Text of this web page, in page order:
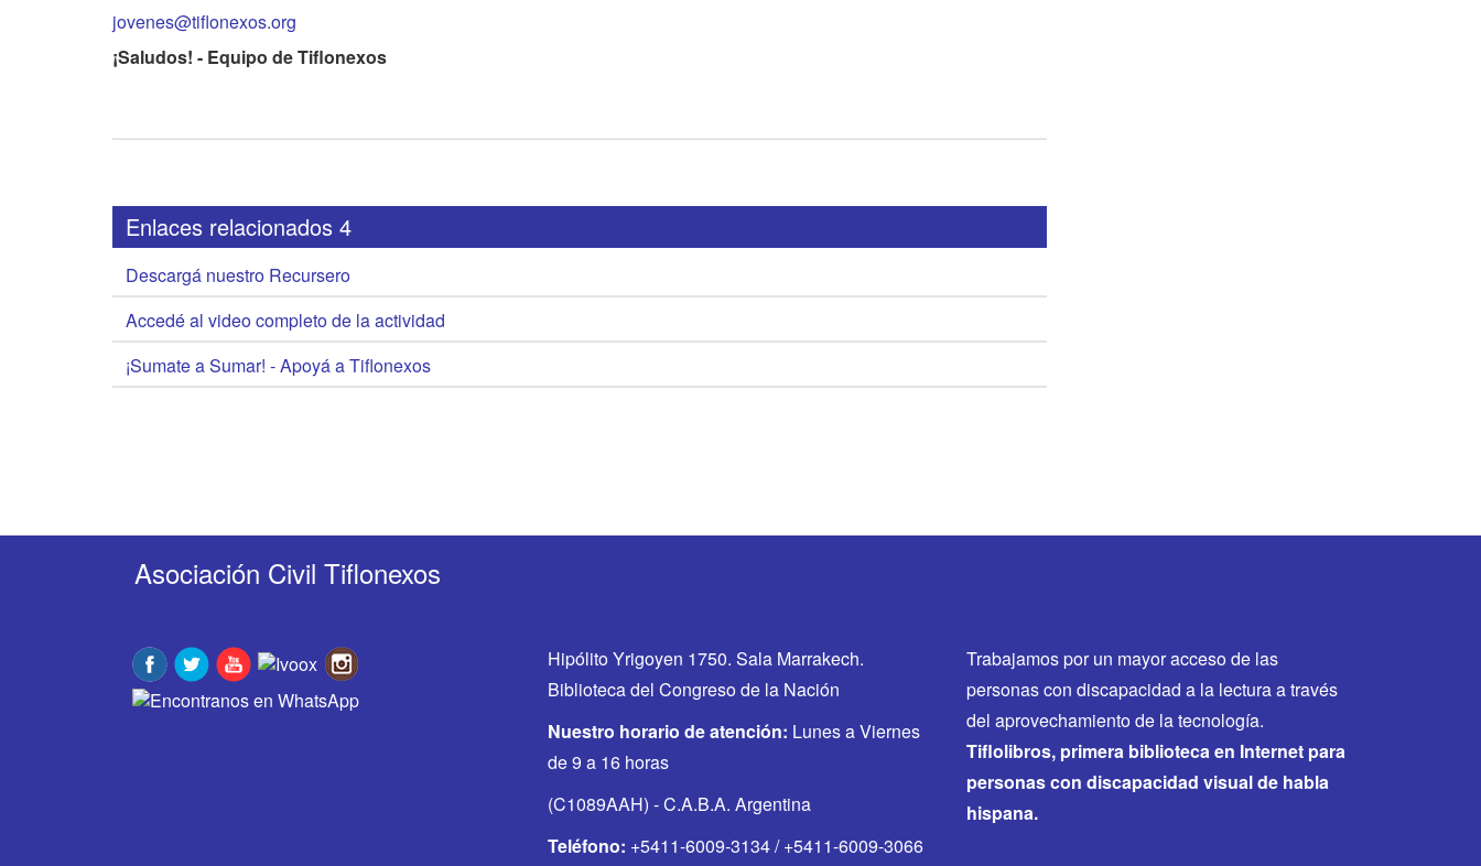
jovenes@tiflonexos.org
¡Saludos! - Equipo de Tiflonexos
Enlaces relacionados 4
Descargá nuestro Recursero
Accedé al video completo de la actividad
¡Sumate a Sumar! - Apoyá a Tiflonexos
Asociación Civil Tiflonexos
Hipólito Yrigoyen 1750. Sala Marrakech.
Biblioteca del Congreso de la Nación
Nuestro horario de atención: Lunes a Viernes
de 9 a 16 horas
(C1089AAH) - C.A.B.A. Argentina
Teléfono: +5411-6009-3134 / +5411-6009-3066
Trabajamos por un mayor acceso de las
personas con discapacidad a la lectura a través
del aprovechamiento de la tecnología.
Tiflolibros, primera biblioteca en Internet para
personas con discapacidad visual de habla
hispana.